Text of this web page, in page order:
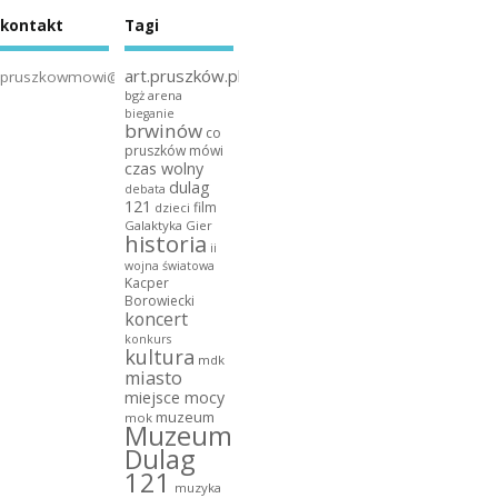
kontakt
pruszkowmowi@gmail.com
Tagi
art.pruszków.pl
bgż arena
bieganie
brwinów co
pruszków mówi
czas wolny
debata dulag
121 dzieci film
Galaktyka Gier
historia ii
wojna światowa
Kacper
Borowiecki
koncert
konkurs
kultura mdk
miasto
miejsce mocy
mok muzeum
Muzeum
Dulag
121 muzyka